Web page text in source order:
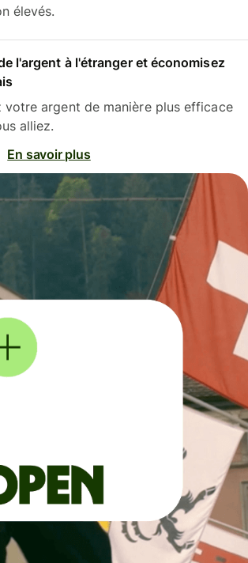
élevés.
l'argent à l'étranger et économisez
votre argent de manière plus efficace
alliez.
En savoir plus